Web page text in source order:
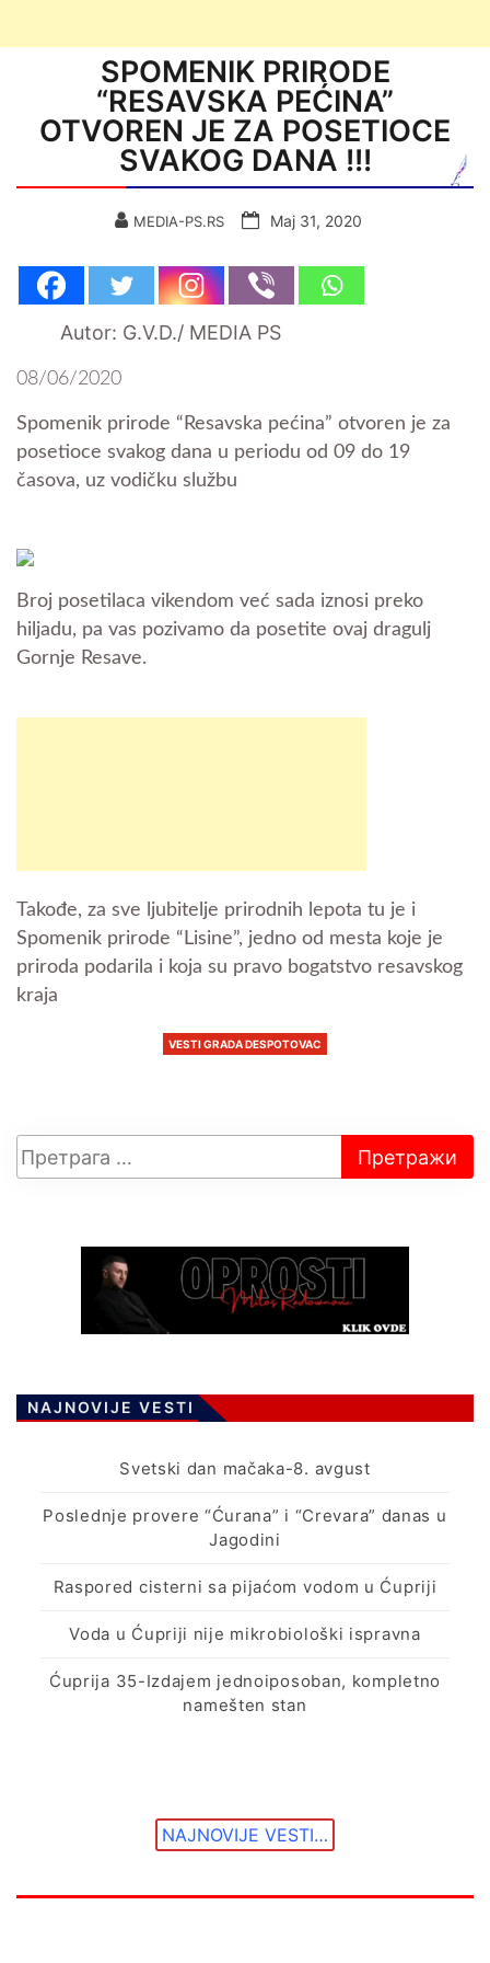
SPOMENIK PRIRODE
“RESAVSKA PEĆINA”
OTVOREN JE ZA POSETIOCE
SVAKOG DANA !!!
MEDIA-PS.RS Мај 31, 2020
Autor: G.V.D./ MEDIA PS
08/06/2020
Spomenik prirode “Resavska pećina” otvoren je za
posetioce svakog dana u periodu od 09 do 19
časova, uz vodičku službu
Broj posetilaca vikendom već sada iznosi preko
hiljadu, pa vas pozivamo da posetite ovaj dragulj
Gornje Resave.
Takođe, za sve ljubitelje prirodnih lepota tu je i
Spomenik prirode “Lisine”, jedno od mesta koje je
priroda podarila i koja su pravo bogatstvo resavskog
kraja
VESTI GRADA DESPOTOVAC
NAJNOVIJE VESTI
Svetski dan mačaka-8. avgust
Poslednje provere “Ćurana” i “Crevara” danas u
Jagodini
Raspored cisterni sa pijaćom vodom u Ćupriji
Voda u Ćupriji nije mikrobiološki ispravna
Ćuprija 35-Izdajem jednoiposoban, kompletno
namešten stan
NAJNOVIJE VESTI…